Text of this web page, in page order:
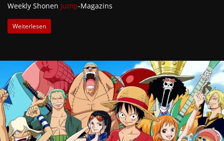
Weekly Shonen Jump-Magazins
Weiterlesen